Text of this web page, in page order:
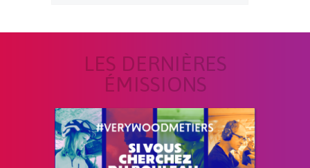
LES DERNIÈRES
ÉMISSIONS